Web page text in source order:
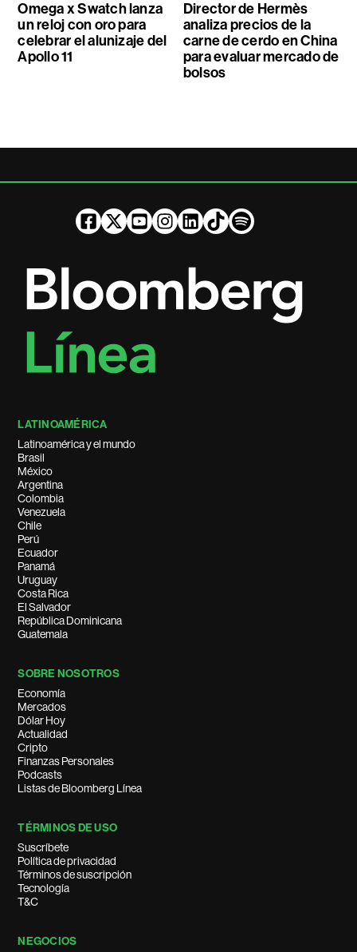
Omega x Swatch lanza
un reloj con oro para
celebrar el alunizaje del
Apollo 11
Director de Hermès
analiza precios de la
carne de cerdo en China
para evaluar mercado de
bolsos
LATINOAMÉRICA
Latinoamérica y el mundo
Brasil
México
Argentina
Colombia
Venezuela
Chile
Perú
Ecuador
Panamá
Uruguay
Costa Rica
El Salvador
República Dominicana
Guatemala
SOBRE NOSOTROS
Economía
Mercados
Dólar Hoy
Actualidad
Cripto
Finanzas Personales
Podcasts
Listas de Bloomberg Línea
TÉRMINOS DE USO
Suscríbete
Política de privacidad
Términos de suscripción
Tecnología
T&C
NEGOCIOS